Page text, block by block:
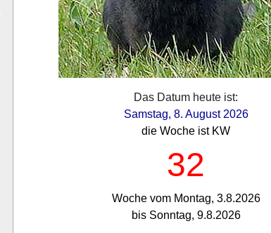
Das Datum heute ist:
Samstag, 8. August 2026
die Woche ist KW
32
Woche vom Montag, 3.8.2026
bis Sonntag, 9.8.2026